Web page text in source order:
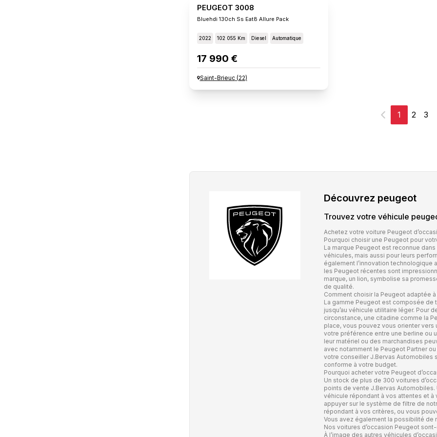
PEUGEOT 3008
Bluehdi 130ch Ss Eat8 Allure Pack
2022 102 055 Km Diesel Automatique
17 990 €
Saint-Brieuc(22)
Précédent
1 2 3
Découvrez peugeot
Trouvez votre véhicule
Achetez votre voiture Peugeot
Pourquoi choisir une Peugeot pour
La marque Peugeot est reconnue
véhicules, mais aussi pour leurs
également l’innovation technologique
les Peugeot récentes sont
marque, un lion, symbolise sa
de qualité.
Comment choisir la Peugeot adaptée
La gamme Peugeot est composée de
jusqu’au véhicule utilitaire léger. Pour
circonstance, une citadine comme la
place, vous pouvez vous orienter
votre préférence entre une berline ou
leur matériel ou des marchandises
avec notamment le Peugeot Partner
votre conseiller J.Bervas Automobiles
conforme à votre budget.
Pourquoi acheter votre Peugeot
Un stock de plus de 300 voitures
points de vente J.Bervas
véhicule répondant à vos attentes et
appuyer sur le système de filtre de
répondant à vos critères, ou vous
Vous avez également la possibilité de
Nos voitures d’occasion Peugeot
À l’image des autres véhicules